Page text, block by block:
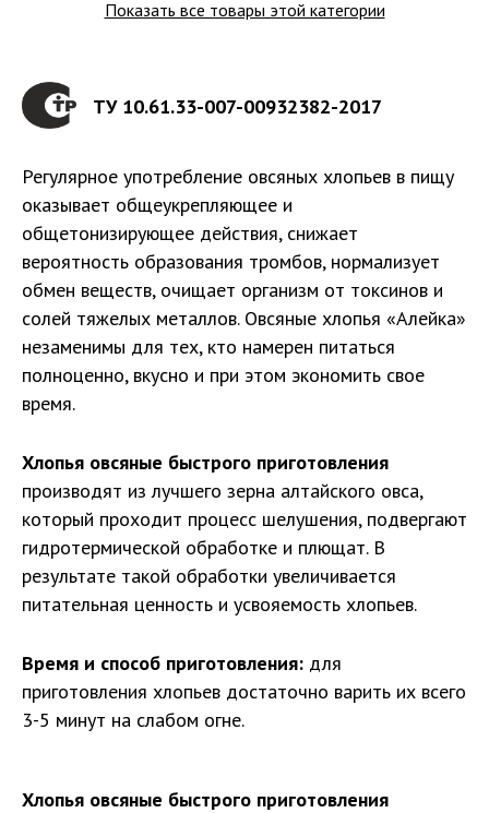
ТУ 10.61.33-007-00932382-2017
Регулярное употребление овсяных хлопьев в пищу
оказывает общеукрепляющее и
общетонизирующее действия, снижает
вероятность образования тромбов, нормализует
обмен веществ, очищает организм от токсинов и
солей тяжелых металлов. Овсяные хлопья «Алейка»
незаменимы для тех, кто намерен питаться
полноценно, вкусно и при этом экономить свое
время.
Хлопья овсяные быстрого приготовления
производят из лучшего зерна алтайского овса,
который проходит процесс шелушения, подвергают
гидротермической обработке и плющат. В
результате такой обработки увеличивается
питательная ценность и усвояемость хлопьев.
Время и способ приготовления: для
приготовления хлопьев достаточно варить их всего
3-5 минут на слабом огне.
Хлопья овсяные быстрого приготовления